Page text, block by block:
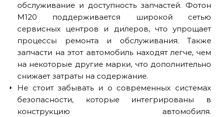
обслуживание и доступность запчастей. Фотон
M120 поддерживается широкой сетью
сервисных центров и дилеров, что упрощает
процессы ремонта и обслуживания. Также
запчасти на этот автомобиль находят легче, чем
на некоторые другие марки, что дополнительно
снижает затраты на содержание.
Не стоит забывать и о современных системах
безопасности, которые интегрированы в
конструкцию автомобиля.